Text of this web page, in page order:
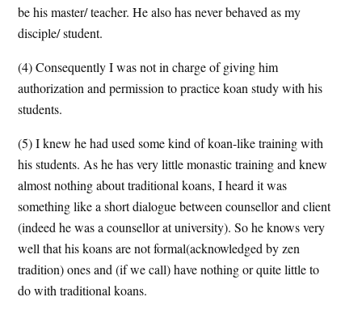
be his master/ teacher. He also has never behaved as my
disciple/ student.
(4) Consequently I was not in charge of giving him
authorization and permission to practice koan study with his
students.
(5) I knew he had used some kind of koan-like training with
his students. As he has very little monastic training and knew
almost nothing about traditional koans, I heard it was
something like a short dialogue between counsellor and client
(indeed he was a counsellor at university). So he knows very
well that his koans are not formal(acknowledged by zen
tradition) ones and (if we call) have nothing or quite little to
do with traditional koans.